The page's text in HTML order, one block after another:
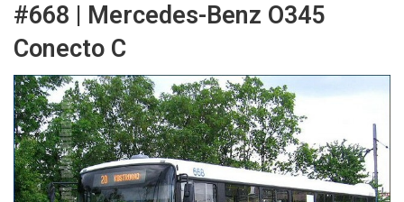
#668 | Mercedes-Benz O345
Conecto C